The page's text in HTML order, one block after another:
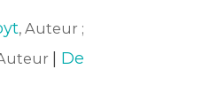
, Auteur ;
De